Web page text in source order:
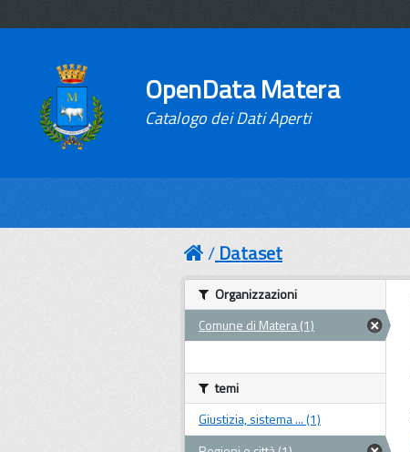
OpenData Matera
Catalogo dei Dati Aperti
Dataset
Organizzazioni
Comune di Matera (1)
temi
Giustizia, sistema ... (1)